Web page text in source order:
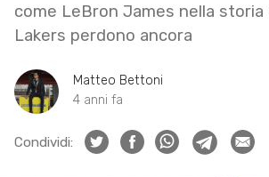
come LeBron James nella storia
Lakers perdono ancora
Matteo Bettoni
4 anni fa
Condividi: